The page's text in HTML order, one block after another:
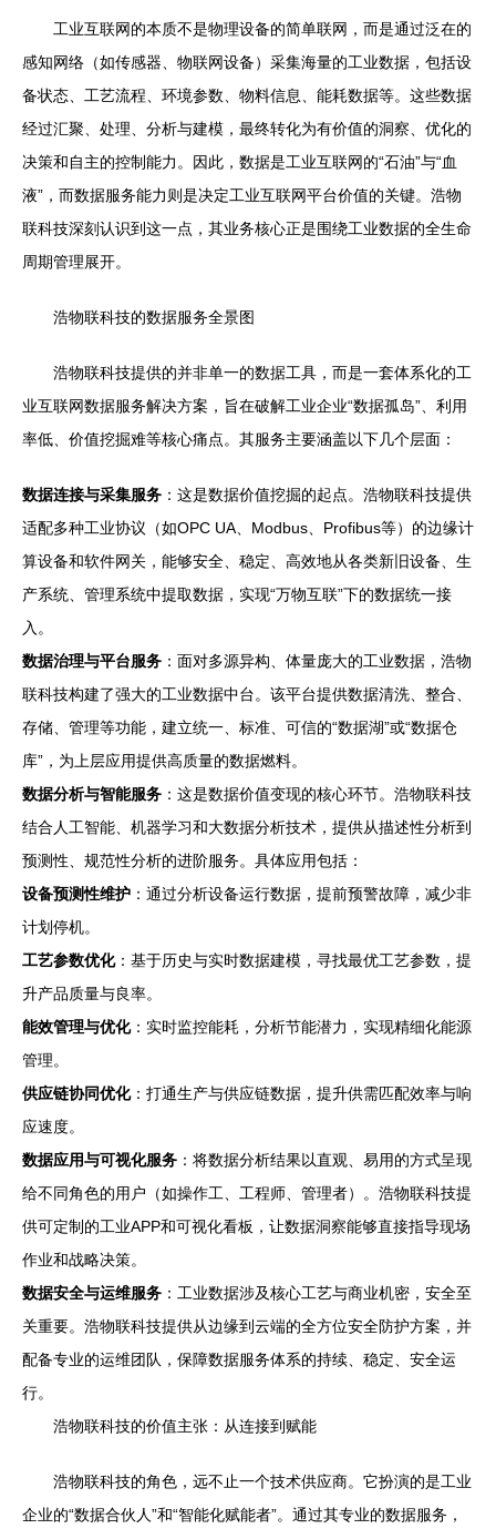
工业互联网的本质不是物理设备的简单联网，而是通过泛在的
感知网络（如传感器、物联网设备）采集海量的工业数据，包括设
备状态、工艺流程、环境参数、物料信息、能耗数据等。这些数据
经过汇聚、处理、分析与建模，最终转化为有价值的洞察、优化的
决策和自主的控制能力。因此，数据是工业互联网的“石油”与“血
液”，而数据服务能力则是决定工业互联网平台价值的关键。浩物
联科技深刻认识到这一点，其业务核心正是围绕工业数据的全生命
周期管理展开。
浩物联科技的数据服务全景图
浩物联科技提供的并非单一的数据工具，而是一套体系化的工
业互联网数据服务解决方案，旨在破解工业企业“数据孤岛”、利用
率低、价值挖掘难等核心痛点。其服务主要涵盖以下几个层面：
数据连接与采集服务 ：这是数据价值挖掘的起点。浩物联科技提供
适配多种工业协议（如OPC UA、Modbus、Profibus等）的边缘计
算设备和软件网关，能够安全、稳定、高效地从各类新旧设备、生
产系统、管理系统中提取数据，实现“万物互联”下的数据统一接
入。
数据治理与平台服务 ：面对多源异构、体量庞大的工业数据，浩物
联科技构建了强大的工业数据中台。该平台提供数据清洗、整合、
存储、管理等功能，建立统一、标准、可信的“数据湖”或“数据仓
库”，为上层应用提供高质量的数据燃料。
数据分析与智能服务 ：这是数据价值变现的核心环节。浩物联科技
结合人工智能、机器学习和大数据分析技术，提供从描述性分析到
预测性、规范性分析的进阶服务。具体应用包括：
设备预测性维护 ：通过分析设备运行数据，提前预警故障，减少非
计划停机。
工艺参数优化：基于历史与实时数据建模，寻找最优工艺参数，提
升产品质量与良率。
能效管理与优化：实时监控能耗，分析节能潜力，实现精细化能源
管理。
供应链协同优化：打通生产与供应链数据，提升供需匹配效率与响
应速度。
数据应用与可视化服务 ：将数据分析结果以直观、易用的方式呈现
给不同角色的用户（如操作工、工程师、管理者）。浩物联科技提
供可定制的工业APP和可视化看板，让数据洞察能够直接指导现场
作业和战略决策。
数据安全与运维服务 ：工业数据涉及核心工艺与商业机密，安全至
关重要。浩物联科技提供从边缘到云端的全方位安全防护方案，并
配备专业的运维团队，保障数据服务体系的持续、稳定、安全运
行。
浩物联科技的价值主张：从连接到赋能
浩物联科技的角色，远不止一个技术供应商。它扮演的是工业
企业的“数据合伙人”和“智能化赋能者”。通过其专业的数据服务，